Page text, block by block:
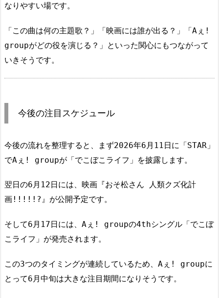
なりやすい場です。
「この曲は何の主題歌？」「映画には誰が出る？」「Aぇ!
groupがどの役を演じる？」といった関心にもつながって
いきそうです。
今後の注目スケジュール
今後の流れを整理すると、まず2026年6月11日に「STAR」
でAぇ! groupが「でこぼこライフ」を披露します。
翌日の6月12日には、映画『おそ松さん 人類クズ化計
画!!!!!?』が公開予定です。
そして6月17日には、Aぇ! groupの4thシングル「でこぼ
こライフ」が発売されます。
この3つのタイミングが連続しているため、Aぇ! groupに
とって6月中旬は大きな注目期間になりそうです。